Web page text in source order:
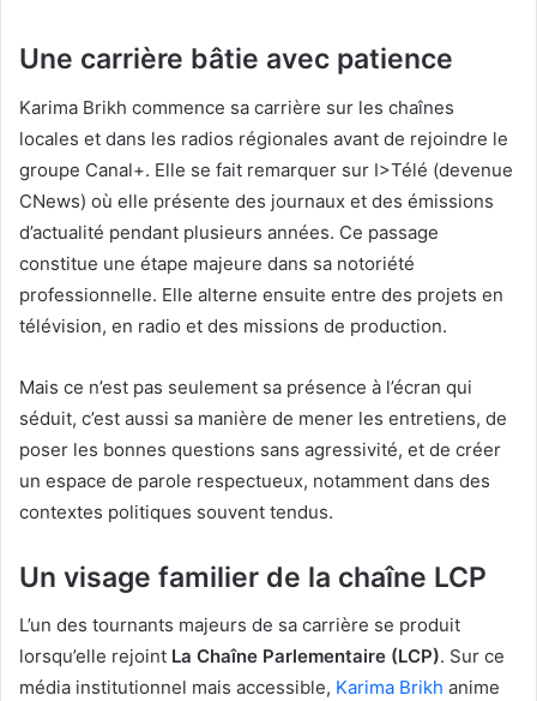
Une carrière bâtie avec patience
Karima Brikh commence sa carrière sur les chaînes
locales et dans les radios régionales avant de rejoindre le
groupe Canal+. Elle se fait remarquer sur I>Télé (devenue
CNews) où elle présente des journaux et des émissions
d’actualité pendant plusieurs années. Ce passage
constitue une étape majeure dans sa notoriété
professionnelle. Elle alterne ensuite entre des projets en
télévision, en radio et des missions de production.
Mais ce n’est pas seulement sa présence à l’écran qui
séduit, c’est aussi sa manière de mener les entretiens, de
poser les bonnes questions sans agressivité, et de créer
un espace de parole respectueux, notamment dans des
contextes politiques souvent tendus.
Un visage familier de la chaîne LCP
L’un des tournants majeurs de sa carrière se produit
lorsqu’elle rejoint La Chaîne Parlementaire (LCP). Sur ce
média institutionnel mais accessible, Karima Brikh anime